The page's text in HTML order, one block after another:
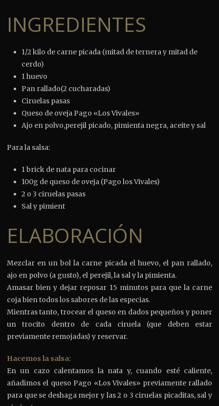
INGREDIENTES
1/2 kilo de carne picada (mitad de ternera y mitad de
cerdo)
1 huevo
Pan rallado(2 cucharadas)
Ciruelas pasas
Queso de oveja Pago «Los Vivales»
Ajo en polvo,perejil picado, pimienta negra, aceite y sal
Para la salsa:
1 brick de nata para cocinar
100g de queso de oveja (Pago los Vivales)
2 o 3 ciruelas pasas
Sal y pimient
ELABORACIÓN
Mezclar en un bol la carne picada el huevo, el pan rallado,
ajo en polvo (a gusto), el perejil, la sal y la pimienta.
Amasar bien y dejar reposar 15 minutos para que la carne
coja bien todos los sabores de las especias.
Mientras tanto, trocear el queso en dados pequeños y poner
un trocito dentro de cada ciruela (que deben estar
previamente remojadas) y reservar.
Hacemos la salsa:
En un cazo calentamos la nata y, cuando esté caliente,
añadimos el queso Pago «Los Vivales» previamente rallado
para que se deshaga mejor y las 2 o 3 ciruelas picaditas, sal y